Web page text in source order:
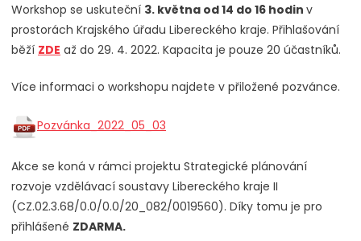
Workshop se uskuteční 3. května od 14 do 16 hodin v
prostorách Krajského úřadu Libereckého kraje. Přihlašování
běží ZDE až do 29. 4. 2022. Kapacita je pouze 20 účastníků.
Více informaci o workshopu najdete v přiložené pozvánce.
Pozvánka_2022_05_03
Akce se koná v rámci projektu Strategické plánování
rozvoje vzdělávací soustavy Libereckého kraje II
(CZ.02.3.68/0.0/0.0/20_082/0019560). Díky tomu je pro
přihlášené ZDARMA.